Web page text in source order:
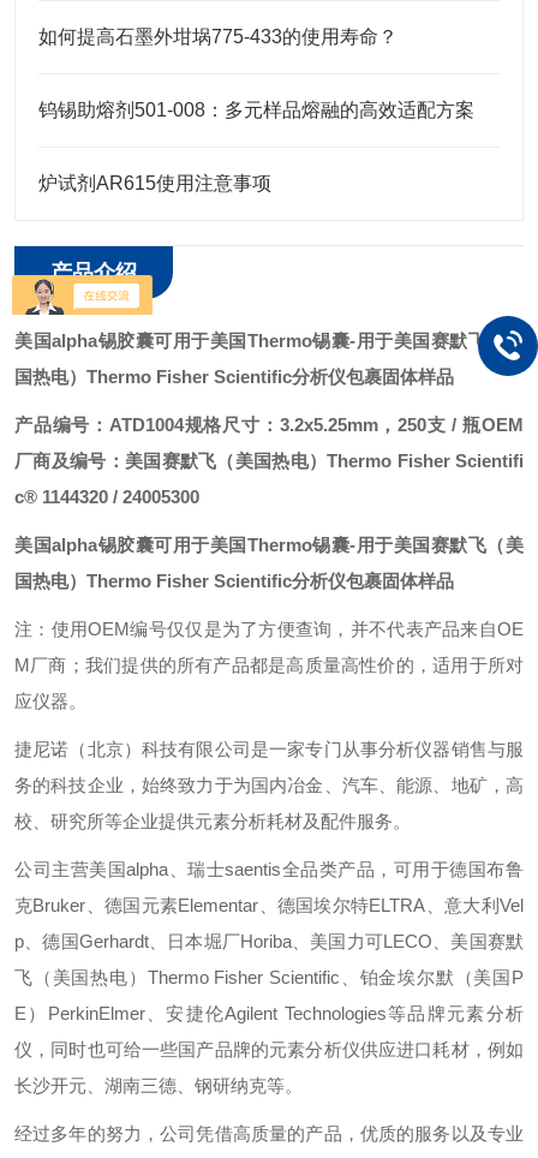
如何提高石墨外坩埚775-433的使用寿命？
钨锡助熔剂501-008：多元样品熔融的高效适配方案
炉试剂AR615使用注意事项
产品介绍
美国alpha锡胶囊可用于美国Thermo锡囊-用于美国赛默飞（美
国热电）Thermo Fisher Scientific分析仪包裹固体样品
产品编号：ATD1004规格尺寸：3.2x5.25mm，250支 / 瓶OEM
厂商及编号：美国赛默飞（美国热电）Thermo Fisher Scientifi
c® 1144320 / 24005300
美国alpha锡胶囊可用于美国Thermo锡囊-用于美国赛默飞（美
国热电）Thermo Fisher Scientific分析仪包裹固体样品
注：使用OEM编号仅仅是为了方便查询，并不代表产品来自OE
M厂商；我们提供的所有产品都是高质量高性价的，适用于所对
应仪器。
捷尼诺（北京）科技有限公司是一家专门从事分析仪器销售与服
务的科技企业，始终致力于为国内冶金、汽车、能源、地矿，高
校、研究所等企业提供元素分析耗材及配件服务。
公司主营美国alpha、瑞士saentis全品类产品，可用于德国布鲁
克Bruker、德国元素Elementar、德国埃尔特ELTRA、意大利Vel
p、德国Gerhardt、日本堀厂Horiba、美国力可LECO、美国赛默
飞（美国热电）Thermo Fisher Scientific、铂金埃尔默（美国P
E）PerkinElmer、安捷伦Agilent Technologies等品牌元素分析
仪，同时也可给一些国产品牌的元素分析仪供应进口耗材，例如
长沙开元、湖南三德、钢研纳克等。
经过多年的努力，公司凭借高质量的产品，优质的服务以及专业